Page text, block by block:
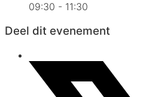
09:30 - 11:30
Deel dit evenement